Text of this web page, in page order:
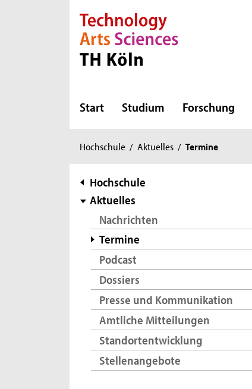
Direkt zur Hauptnavigation
Direkt zur Subnavigation
Direkt zum Inhalt
Direkt zum Fußbereich
Start Studium Forschung
Sie
hier:
Hochschule / Aktuelles / Termine
Subnavigation
Hochschule
Aktuelles
Nachrichten
Termine
Podcast
Dossiers
Presse und Kommunikation
Amtliche Mitteilungen
Standortentwicklung
Stellenangebote